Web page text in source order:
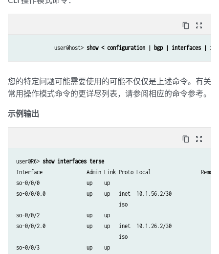
content_copy zoom_out_map
             user@host>
show < configuration | bgp | interfaces |
您的特定问题可能需要使用的可能不仅仅是上述命令。有关
常用操作模式命令的更详尽列表，请参阅相应的命令参考。
示例输出
content_copy zoom_out_map
user@R6> show interfaces terse
Interface               Admin Link Proto Local                 Remote
so-0/0/0                up    up
so-0/0/0.0              up    up   inet  10.1.56.2/30
                                   iso
so-0/0/2                up    up
so-0/0/2.0              up    up   inet  10.1.26.2/30
                                   iso
so-0/0/3                up    up